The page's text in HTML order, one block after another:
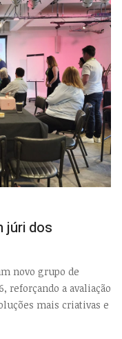
júri dos
novo grupo de
reforçando a avaliação
mais criativas e